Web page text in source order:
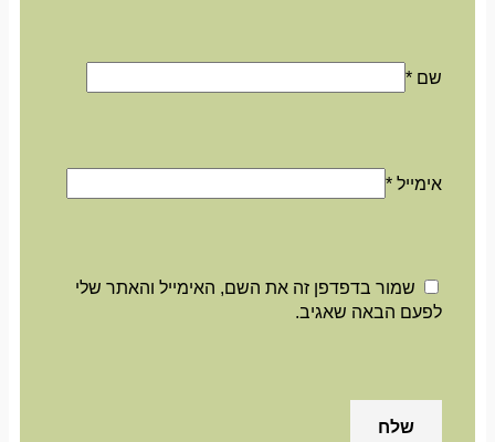
שם*
אימייל*
שמור בדפדפן זה את השם, האימייל והאתר שלי
לפעם הבאה שאגיב.